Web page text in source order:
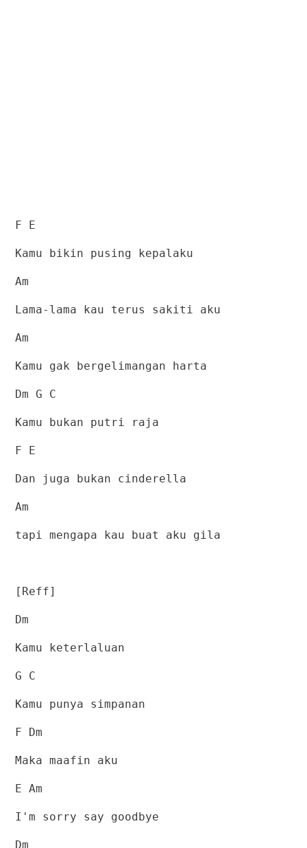
F E
Kamu bikin pusing kepalaku
Am
Lama-lama kau terus sakiti aku
Am
Kamu gak bergelimangan harta
Dm G C
Kamu bukan putri raja
F E
Dan juga bukan cinderella
Am
tapi mengapa kau buat aku gila
[Reff]
Dm
Kamu keterlaluan
G C
Kamu punya simpanan
F Dm
Maka maafin aku
E Am
I'm sorry say goodbye
Dm